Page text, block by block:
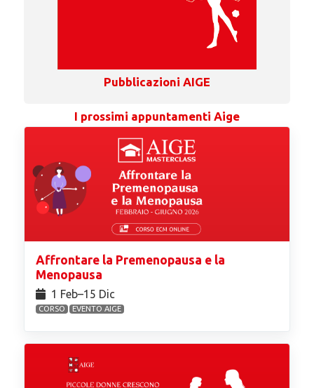
Pubblicazioni AIGE
I prossimi appuntamenti Aige
Affrontare la Premenopausa e la
Menopausa
1 Feb⁠–15 Dic
CORSO EVENTO AIGE